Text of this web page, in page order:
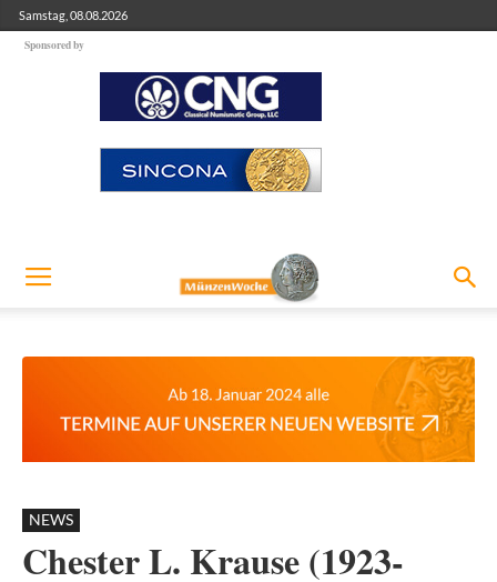
Samstag, 08.08.2026
Sponsored by
NEWS
Chester L. Krause (1923-